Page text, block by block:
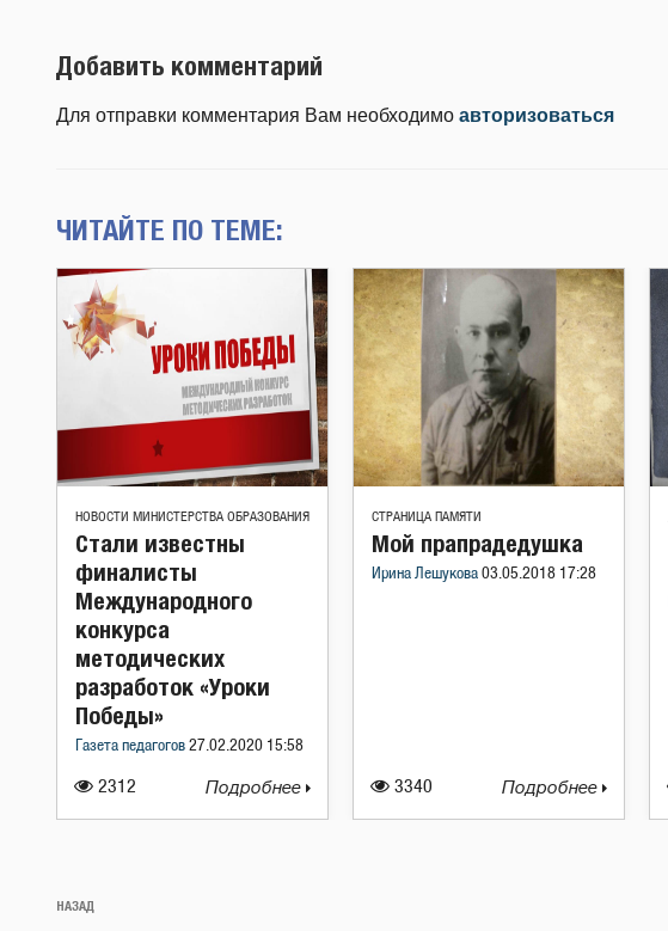
Добавить комментарий
Для отправки комментария Вам необходимо авторизоваться
ЧИТАЙТЕ ПО ТЕМЕ:
НОВОСТИ МИНИСТЕРСТВА ОБРАЗОВАНИЯ
2312
Стали известны
финалисты
Международного
конкурса
методических
разработок «Уроки
Победы»
Газета педагогов 27.02.2020 15:58
Подробнее
СТРАНИЦА ПАМЯТИ
3340
Мой прапрадедушка
Ирина Лешукова 03.05.2018 17:28
Подробнее
Навигация
Предыдущая
НАЗАД